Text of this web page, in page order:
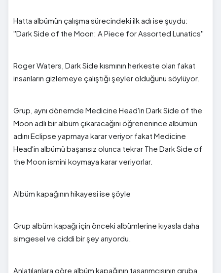
Hatta albümün çalışma sürecindeki ilk adı ise şuydu:
''Dark Side of the Moon: A Piece for Assorted Lunatics''
Roger Waters, Dark Side kısmının herkeste olan fakat
insanların gizlemeye çalıştığı şeyler olduğunu söylüyor.
Grup, aynı dönemde Medicine Head'in Dark Side of the
Moon adlı bir albüm çıkaracağını öğrenenince albümün
adını Eclipse yapmaya karar veriyor fakat Medicine
Head'in albümü başarısız olunca tekrar The Dark Side of
the Moon ismini koymaya karar veriyorlar.
Albüm kapağının hikayesi ise şöyle
Grup albüm kapağı için önceki albümlerine kıyasla daha
simgesel ve ciddi bir şey arıyordu.
Anlatılanlara göre albüm kapağının tasarımcısının gruba